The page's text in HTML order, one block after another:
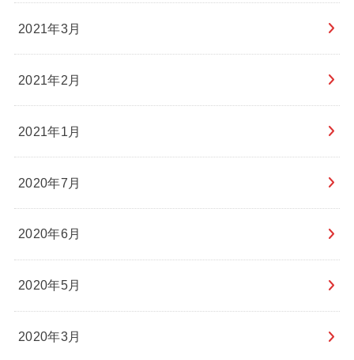
2021年3月
2021年2月
2021年1月
2020年7月
2020年6月
2020年5月
2020年3月